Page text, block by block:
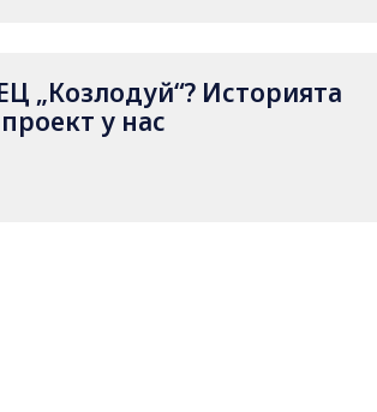
„Козлодуй“? Историята
у нас